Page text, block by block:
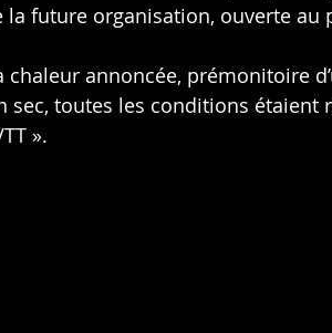
la future organisation, ouverte
chaleur annoncée, prémonitoire
sec, toutes les conditions étaient
».